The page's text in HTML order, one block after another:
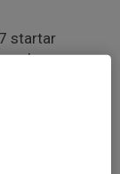
startar
har man